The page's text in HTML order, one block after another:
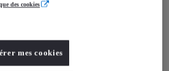
10,7
des cookies
mes cookies